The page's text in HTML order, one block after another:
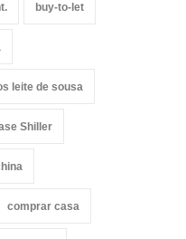
buy-to-let
leite de sousa
Shiller
comprar casa